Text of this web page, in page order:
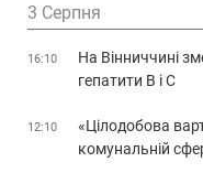
3 Серпня
16:10
На Вінниччині
гепатити В і С
12:10
«Цілодобова
комунальній